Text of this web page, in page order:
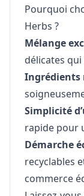
Pourquoi
Herbs ?
Mélange
délicates
Ingrédients
Simplicité
rapide pour
Démarche
recyclables
commerce